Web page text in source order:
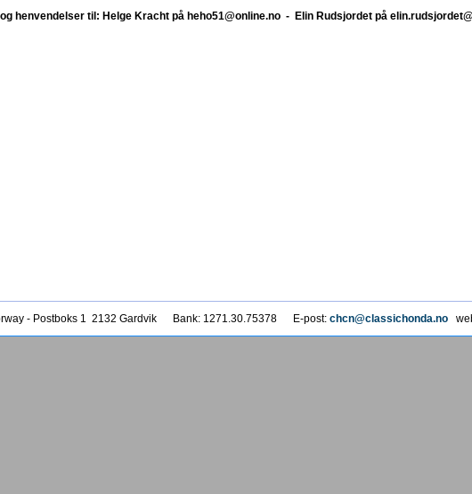
henvendelser til: Helge Kracht på heho51@online.no - Elin Rudsjordet på
- Postboks 1 2132 Gardvik Bank: 1271.30.75378 E-post: chcn@classichonda.no